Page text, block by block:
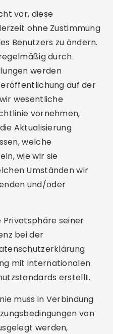
vor, diese
ohne Zustimmung
Benutzers zu ändern.
durch.
werden
auf der
wesentliche
vornehmen,
Aktualisierung
welche
wie wir sie
Umständen wir
und/oder
seiner
bei der
mit internationalen
erstellt.
muss in Verbindung
von
werden,